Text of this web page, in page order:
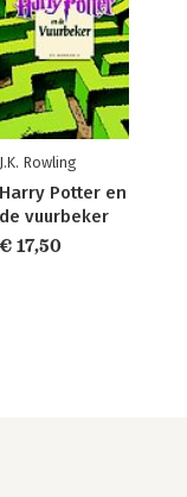
J.K. Rowling
Harry Potter en
de vuurbeker
€ 17,50